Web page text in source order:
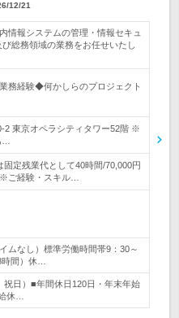
12/21
情報システムの管理・情報セキュ
総務領域の業務をお任せいたし
務経験◆何かしらのプロジェクト
2 東京オペラシティタワー52階 ※
定残業代として40時間/70,000円
ご経験・スキル…
ムなし）標準労働時間帯9：30～
間）休…
祝日）■年間休日120日・年末年始
休…